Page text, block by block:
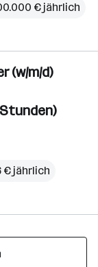
€ jährlich
(w/m/d)
€ jährlich